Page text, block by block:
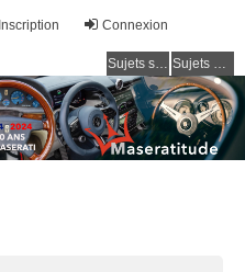
Connexion
Inscription
Sujets sans réponse Sujets actifs